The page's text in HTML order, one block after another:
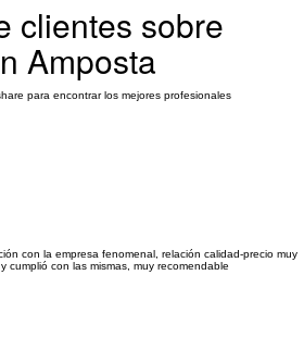
clientes sobre
Amposta
para encontrar los mejores profesionales
con la empresa fenomenal, relación calidad-precio muy
cumplió con las mismas, muy recomendable